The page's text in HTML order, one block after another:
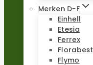
Merken D-F
Einhell
Etesia
Ferrex
Florabest
Flymo